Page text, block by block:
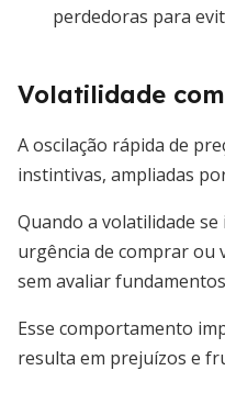
perdedoras para
Volatilidade
A oscilação rápida de
instintivas, ampliadas
Quando a volatilidade
urgência de comprar ou
sem avaliar
Esse comportamento
resulta em prejuízos e